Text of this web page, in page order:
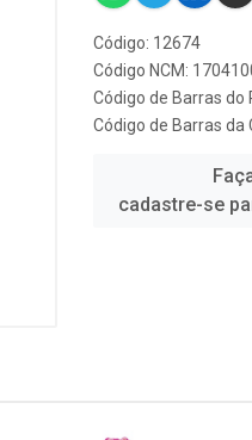
Código: 12674
Código NCM:
Código de Barras
Código de Barras da
cadastre-se